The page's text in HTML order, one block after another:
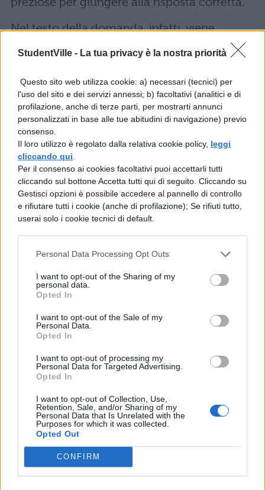
StudentVille - La tua privacy è la nostra priorità
Questo sito web utilizza cookie: a) necessari (tecnici) per
l'uso del sito e dei servizi annessi; b) facoltativi (analitici e di
profilazione, anche di terze parti, per mostrarti annunci
personalizzati in base alle tue abitudini di navigazione) previo
consenso.
Il loro utilizzo è regolato dalla relativa cookie policy, leggi
cliccando qui
Per il consenso ai cookies facoltativi puoi accettarli tutti
cliccando sul bottone Accetta tutti qui di seguito. Cliccando su
Gestisci opzioni è possibile accedere al pannello di controllo
e rifiutare tutti i cookie (anche di profilazione); Se rifiuti tutto,
userai solo i cookie tecnici di default.
Personal Data Processing Opt Outs
I want to opt-out of the Sharing of my
personal data.
Opted In
I want to opt-out of the Sale of my
Personal Data.
Opted In
I want to opt-out of processing my
Personal Data for Targeted Advertising.
Opted In
I want to opt-out of Collection, Use,
Retention, Sale, and/or Sharing of my
Personal Data that Is Unrelated with the
Purposes for which it was collected.
Opted Out
CONFIRM
Nel testo della domanda, infatti, viene
indicato il secolo a cui appartiene l’autore
Borges e Garcia Lorca vanno esclusi,
trattandosi di autori contemporanei. A
questo punto è facile giungere a Cervantes,
tra gli altri il nome che sicuramente
accosteremo ad un’opera celebre come
“Don Quijote de la Mancha”. Questo esempio
illustra come il candidato che non conosce
la risposta corretta, si troverà comunque
avvantaggiato perché potrà scegliere tra tre
piuttosto che tra cinque risposte, ricorrendo
al ragionamento logico.
ESEMPIO 2
Quale tra le seguenti coppie NON abbina
correttamente la città e il museo:
a) Stoccolma: Vasa Museum
b) Berlino: Pergamon Museum
c) Madrid: Museo del Prado
Parigi: Hermitage Museum
e) Roma: Museo di Palazzo Massimo